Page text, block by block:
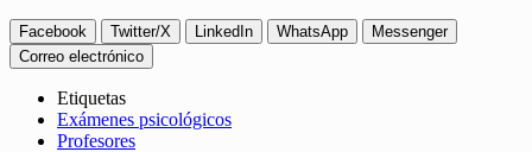
Facebook Twitter/X LinkedIn WhatsApp
Messenger
Correo electrónico
Etiquetas
Exámenes psicológicos
Profesores